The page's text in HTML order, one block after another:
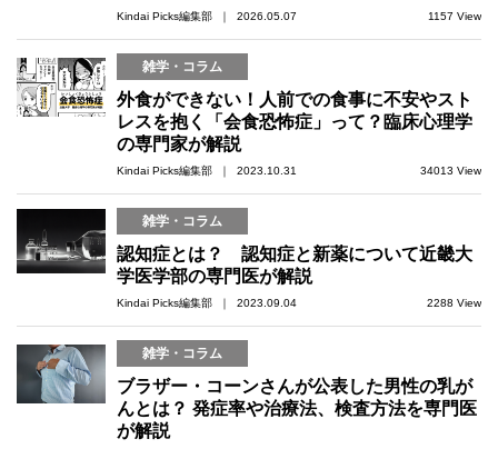
Kindai Picks編集部 ｜ 2026.05.07 1157 View
雑学・コラム
外食ができない！人前での食事に不安やスト
レスを抱く「会食恐怖症」って？臨床心理学
の専門家が解説
Kindai Picks編集部 ｜ 2023.10.31 34013 View
雑学・コラム
認知症とは？ 認知症と新薬について近畿大
学医学部の専門医が解説
Kindai Picks編集部 ｜ 2023.09.04 2288 View
雑学・コラム
ブラザー・コーンさんが公表した男性の乳が
んとは？ 発症率や治療法、検査方法を専門医
が解説